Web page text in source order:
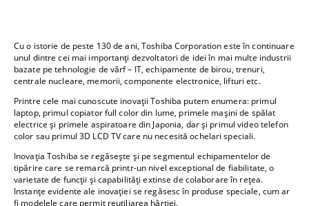
Cu o istorie de peste 130 de ani, Toshiba Corporation este în continuare
unul dintre cei mai importanți dezvoltatori de idei în mai multe industrii
bazate pe tehnologie de vârf – IT, echipamente de birou, trenuri,
centrale nucleare, memorii, componente electronice, lifturi etc.
Printre cele mai cunoscute inovații Toshiba putem enumera: primul
laptop, primul copiator full color din lume, primele mașini de spălat
electrice și primele aspiratoare din Japonia, dar și primul video telefon
color sau primul 3D LCD TV care nu necesită ochelari speciali.
Inovația Toshiba se regăsește și pe segmentul echipamentelor de
tipărire care se remarcă printr-un nivel exceptional de fiabilitate, o
varietate de funcții și capabilități extinse de colaborare în rețea.
Instanțe evidente ale inovației se regăsesc în produse speciale, cum ar
fi modelele care permit reutiliarea hârtiei.